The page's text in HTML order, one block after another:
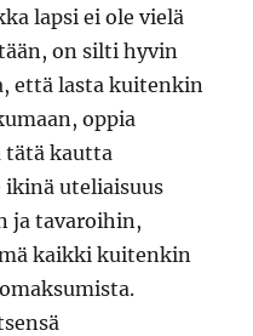
lapsi ei ole vielä
on silti hyvin
että lasta kuitenkin
oppia
tätä kautta
uteliaisuus
ja tavaroihin,
kaikki kuitenkin